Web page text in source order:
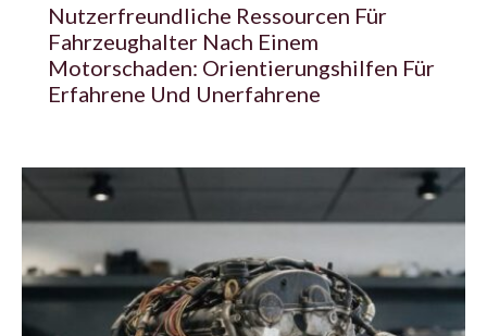
Nutzerfreundliche Ressourcen Für
Fahrzeughalter Nach Einem
Motorschaden: Orientierungshilfen Für
Erfahrene Und Unerfahrene